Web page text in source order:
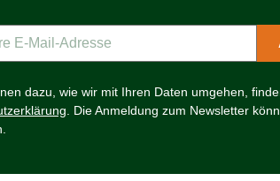
dazu, wie wir mit Ihren Daten umgehen,
. Die Anmeldung zum Newsletter